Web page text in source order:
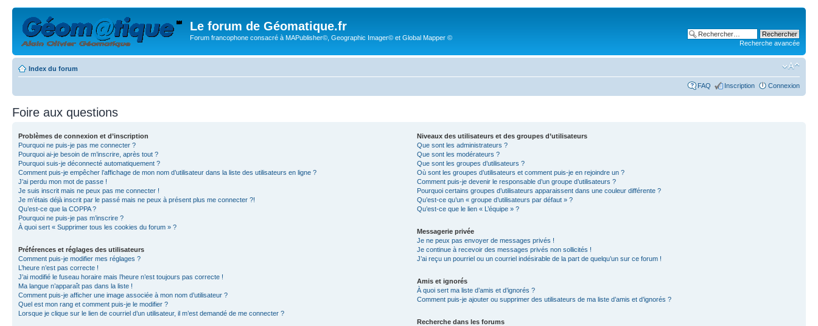
Le forum de Géomatique.fr
Forum francophone consacré à MAPublisher©, Geographic Imager© et Global Mapper ©
Recherche avancée
Index du forum
FAQ Inscription Connexion
Foire aux questions
Problèmes de connexion et d’inscription
Pourquoi ne puis-je pas me connecter ?
Pourquoi ai-je besoin de m’inscrire, après tout ?
Pourquoi suis-je déconnecté automatiquement ?
Comment puis-je empêcher l’affichage de mon nom d’utilisateur dans la liste des utilisateurs en ligne ?
J’ai perdu mon mot de passe !
Je suis inscrit mais ne peux pas me connecter !
Je m’étais déjà inscrit par le passé mais ne peux à présent plus me connecter ?!
Qu’est-ce que la COPPA ?
Pourquoi ne puis-je pas m’inscrire ?
À quoi sert « Supprimer tous les cookies du forum » ?
Préférences et réglages des utilisateurs
Comment puis-je modifier mes réglages ?
L’heure n’est pas correcte !
J’ai modifié le fuseau horaire mais l’heure n’est toujours pas correcte !
Ma langue n’apparaît pas dans la liste !
Comment puis-je afficher une image associée à mon nom d’utilisateur ?
Quel est mon rang et comment puis-je le modifier ?
Lorsque je clique sur le lien de courriel d’un utilisateur, il m’est demandé de me connecter ?
Niveaux des utilisateurs et des groupes d’utilisateurs
Que sont les administrateurs ?
Que sont les modérateurs ?
Que sont les groupes d’utilisateurs ?
Où sont les groupes d’utilisateurs et comment puis-je en rejoindre un ?
Comment puis-je devenir le responsable d’un groupe d’utilisateurs ?
Pourquoi certains groupes d’utilisateurs apparaissent dans une couleur différente ?
Qu’est-ce qu’un « groupe d’utilisateurs par défaut » ?
Qu’est-ce que le lien « L’équipe » ?
Messagerie privée
Je ne peux pas envoyer de messages privés !
Je continue à recevoir des messages privés non sollicités !
J’ai reçu un pourriel ou un courriel indésirable de la part de quelqu’un sur ce forum !
Amis et ignorés
À quoi sert ma liste d’amis et d’ignorés ?
Comment puis-je ajouter ou supprimer des utilisateurs de ma liste d’amis et d’ignorés ?
Recherche dans les forums